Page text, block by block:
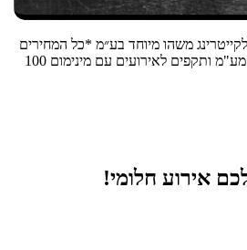
לקייטרינג משהו מיוחד בע״מ *כל המחירים
המוצגים באתר אינם כוללים מע"מ ותקפים לאירועים עם מינימום 100
אירוע חלומי!